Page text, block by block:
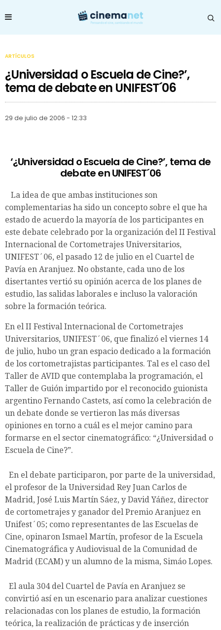
ARTÍCULOS
¿Universidad o Escuela de Cine?’,
tema de debate en UNIFEST´06
29 de julio de 2006 - 12:33
‘¿Universidad o Escuela de Cine?’, tema de
debate en UNIFEST´06
La idea de que ambas instituciones son
complementarias ha sido un concepto sobre el que ha
estado de acuerdo la mayoría de los participantes en
este debate celebrado por la organización del II Festival
Internacional de Cortometrajes Universitarios,
UNIFEST´06, el pasado 12 de julio en el Cuartel de
Pavía en Aranjuez. No obstante, cada uno de los
disertantes vertió su opinión acerca de los planes de
estudio, las salidas laborales e incluso la valoración
sobre la formación teórica.
En el II Festival Internacional de Cortometrajes
Universitarios, UNIFEST´06, que finalizó el viernes 14
de julio, hubo un gran espacio dedicado a la formación
de los cortometrajistas participantes. Tal es el caso del
Taller de AVID que contemplaba la programación, el
Taller de Guión impartido por el reconocido guionista
argentino Fernando Castets, así como la celebración de
un debate donde se vertieron las más diversas
opiniones en torno a cuál es el mejor camino para
formarse en el sector cinematográfico: “¿Universidad o
Escuela de Cine?”.
En el debate participaron, por parte de la universidad,
el profesor de la Universidad Rey Juan Carlos de
Madrid, José Luis Martín Sáez, y David Yáñez, director
de cortometrajes y ganador del Premio Aranjuez en
Unifest´05; como representantes de las Escuelas de
Cine, opinaron Ismael Martín, profesor de la Escuela
Cinematográfica y Audiovisual de la Comunidad de
Madrid (ECAM) y un alumno de la misma, Simáo Lopes.
El aula 304 del Cuartel de Pavía en Aranjuez se
convirtió así en un escenario para analizar cuestiones
relacionadas con los planes de estudio, la formación
teórica, la realización de prácticas y de inserción